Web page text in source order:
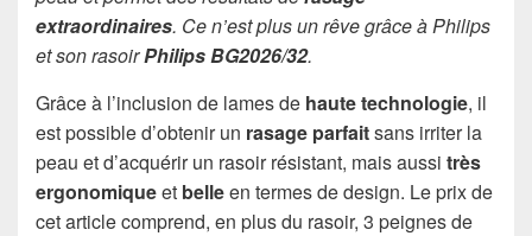
extraordinaires. Ce n’est plus un rêve grâce à Philips
et son rasoirPhilips BG2026/32.
Grâce à l’inclusion de lames de haute technologie, il
est possible d’obtenir un rasage parfaitsans irriter la
peau et d’acquérir un rasoir résistant, mais aussi très
ergonomiqueet belleen termes de design. Le prix de
cet article comprend, en plus du rasoir, 3 peignes de